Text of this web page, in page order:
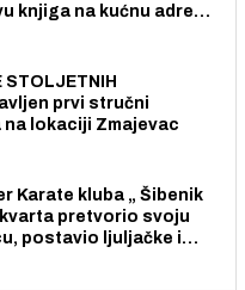
knjiga na kućnu adresu
STOLJETNIH
prvi stručni
lokaciji Zmajevac
Karate kluba „ Šibenik
kvarta pretvorio svoju
postavio ljuljačke i